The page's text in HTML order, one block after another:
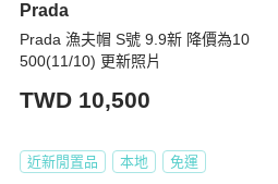
Prada
Prada 漁夫帽 S號 9.9新 降價為10
500(11/10) 更新照片
TWD 10,500
近新閒置品 本地 免運